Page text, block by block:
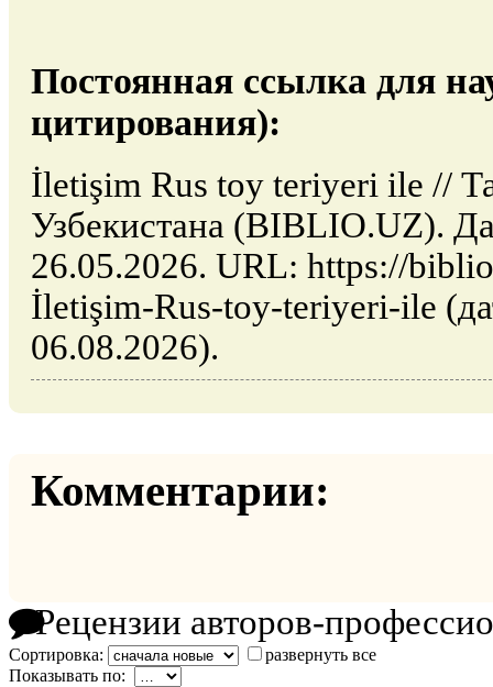
Постоянная ссылка для
цитирования):
İletişim Rus toy teriyeri ile //
Узбекистана (BIBLIO.UZ).
26.05.2026. URL: https://
İletişim-Rus-toy-teriyeri-ile
06.08.2026).
Комментарии:
Рецензии авторов-
Сортировка:
развернуть все
Показывать по: